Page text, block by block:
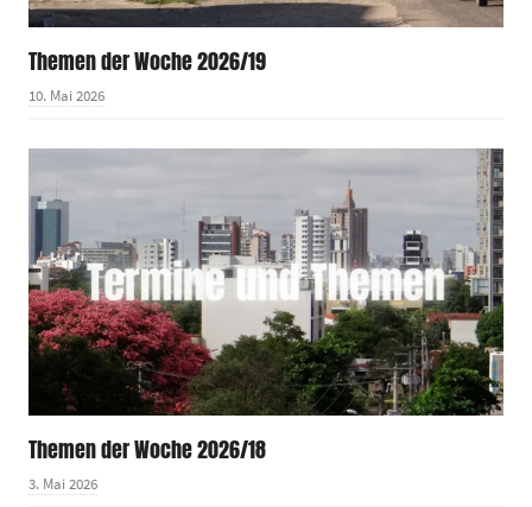
Themen der Woche 2026/19
10. Mai 2026
Themen der Woche 2026/18
3. Mai 2026